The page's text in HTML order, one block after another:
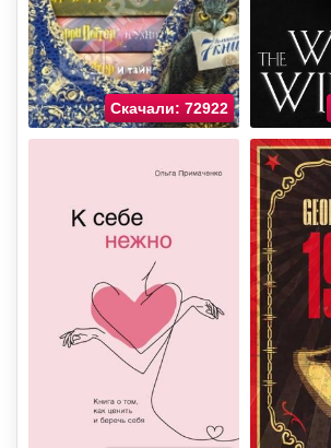
Скачали: 72922